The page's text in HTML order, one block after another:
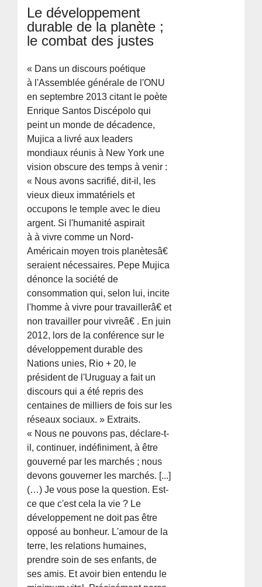
Le développement
durable de la planète ;
le combat des justes
« Dans un discours poétique
à l'Assemblée générale de l'ONU
en septembre 2013 citant le poète
Enrique Santos Discépolo qui
peint un monde de décadence,
Mujica a livré aux leaders
mondiaux réunis à New York une
vision obscure des temps à venir :
« Nous avons sacrifié, dit-il, les
vieux dieux immatériels et
occupons le temple avec le dieu
argent. Si l'humanité aspirait
à à vivre comme un Nord-
Américain moyen trois planètesâ€
seraient nécessaires. Pepe Mujica
dénonce la société de
consommation qui, selon lui, incite
l'homme à vivre pour travaillerâ€ et
non travailler pour vivreâ€ . En juin
2012, lors de la conférence sur le
développement durable des
Nations unies, Rio + 20, le
président de l'Uruguay a fait un
discours qui a été repris des
centaines de milliers de fois sur les
réseaux sociaux. » Extraits.
« Nous ne pouvons pas, déclare-t-
il, continuer, indéfiniment, à être
gouverné par les marchés ; nous
devons gouverner les marchés. [...]
(…) Je vous pose la question. Est-
ce que c'est cela la vie ? Le
développement ne doit pas être
opposé au bonheur. L'amour de la
terre, les relations humaines,
prendre soin de ses enfants, de
ses amis. Et avoir bien entendu le